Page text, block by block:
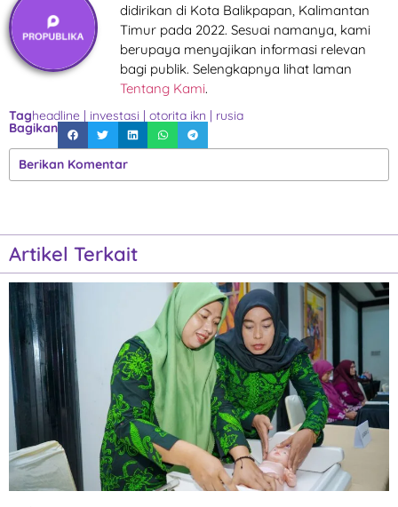
didirikan di Kota Balikpapan, Kalimantan
Timur pada 2022. Sesuai namanya, kami
berupaya menyajikan informasi relevan
bagi publik. Selengkapnya lihat laman
Tentang Kami.
Tagheadline | investasi | otorita ikn | rusia
Bagikan
Berikan Komentar
Artikel Terkait